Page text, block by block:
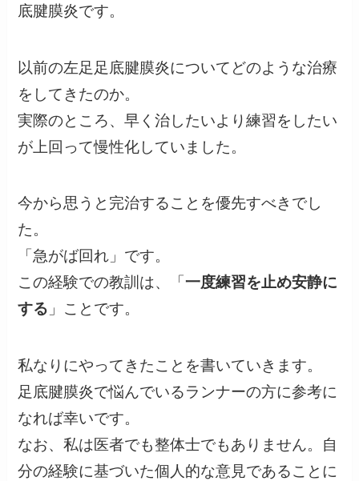
底腱膜炎です。
以前の左足足底腱膜炎についてどのような治療
をしてきたのか。
実際のところ、早く治したいより練習をしたい
が上回って慢性化していました。
今から思うと完治することを優先すべきでし
た。
「急がば回れ」です。
この経験での教訓は、「一度練習を止め安静に
する 」ことです。
私なりにやってきたことを書いていきます。
足底腱膜炎で悩んでいるランナーの方に参考に
なれば幸いです。
なお、私は医者でも整体士でもありません。自
分の経験に基づいた個人的な意見であることに